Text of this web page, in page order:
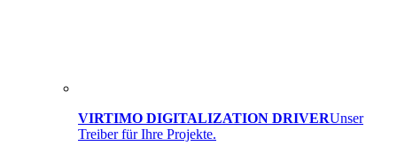
VIRTIMO DIGITALIZATION DRIVERUnser
Treiber für Ihre Projekte.